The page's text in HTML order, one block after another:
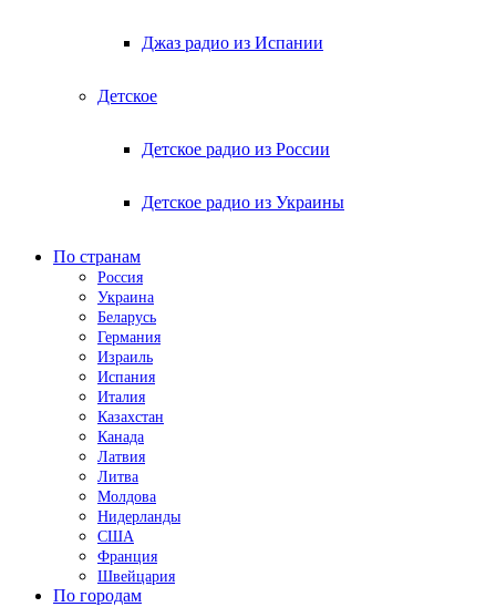
Джаз радио из Испании
Детское
Детское радио из России
Детское радио из Украины
По странам
Россия
Украина
Беларусь
Германия
Израиль
Испания
Италия
Казахстан
Канада
Латвия
Литва
Молдова
Нидерланды
США
Франция
Швейцария
По городам